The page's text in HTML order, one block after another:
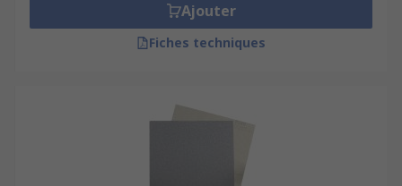
Ajouter
Fiches techniques